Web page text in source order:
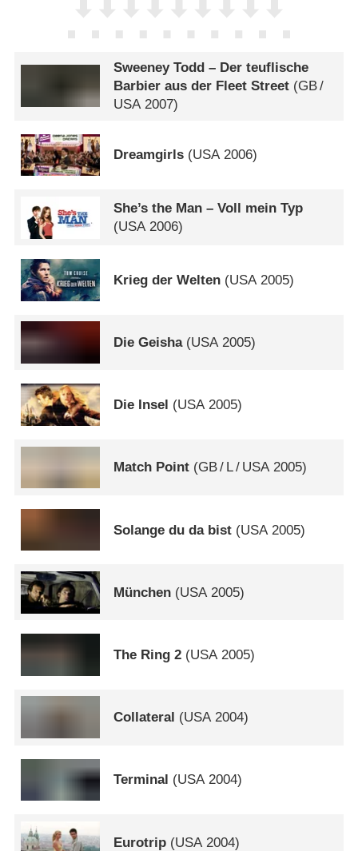
Sweeney Todd – Der teuflische
Barbier aus der Fleet Street (GB/
USA2007)
Dreamgirls (USA2006)
She’s the Man – Voll mein Typ
(USA2006)
Krieg der Welten (USA2005)
Die Geisha(USA2005)
Die Insel (USA2005)
Match Point (GB/ L/ USA2005)
Solange du da bist (USA 2005)
München (USA 2005)
The Ring 2 (USA2005)
Collateral (USA2004)
Terminal (USA2004)
Eurotrip (USA 2004)